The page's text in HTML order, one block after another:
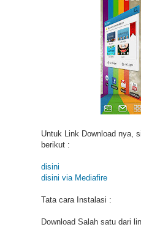
Untuk Link Download nya,
berikut :
disini
disini via Mediafire
Tata cara Instalasi :
Download Salah satu dari